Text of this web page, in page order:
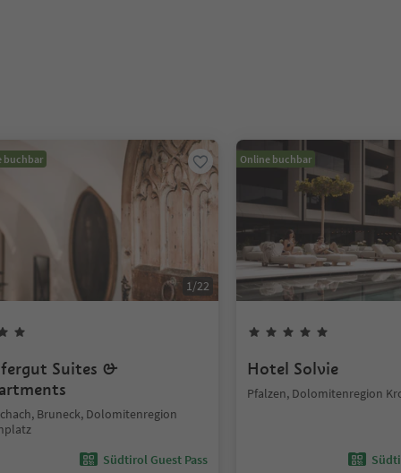
buchbar
1/22
Suites &
Bruneck, Dolomitenregion
Südtirol Guest Pass
Online buchbar
Hotel Solvie
Pfalzen, Dolomitenregion